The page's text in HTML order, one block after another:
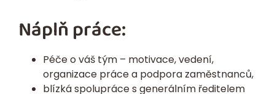
Náplň práce:
Péče o váš tým – motivace, vedení,
organizace práce a podpora zaměstnanců,
blízká spolupráce s generálním ředitelem